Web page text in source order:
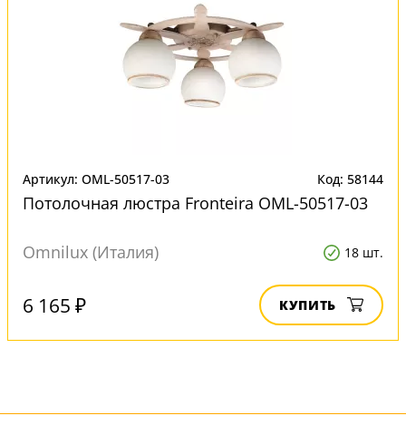
Артикул: OML-50517-03 Код: 58144
Потолочная люстра Fronteira OML-50517-03
Omnilux (Италия) 18 шт.
6 165 ₽ КУПИТЬ